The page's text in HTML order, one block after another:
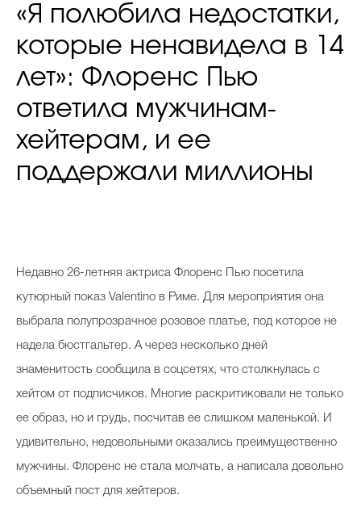
«Я полюбила недостатки,
которые ненавидела в 14
лет»: Флоренс Пью
ответила мужчинам-
хейтерам, и ее
поддержали миллионы
Недавно 26-летняя актриса Флоренс Пью посетила
кутюрный показ Valentino в Риме. Для мероприятия она
выбрала полупрозрачное розовое платье, под которое не
надела бюстгальтер. А через несколько дней
знаменитость сообщила в соцсетях, что столкнулась с
хейтом от подписчиков. Многие раскритиковали не только
ее образ, но и грудь, посчитав ее слишком маленькой. И
удивительно, недовольными оказались преимущественно
мужчины. Флоренс не стала молчать, а написала довольно
объемный пост для хейтеров.